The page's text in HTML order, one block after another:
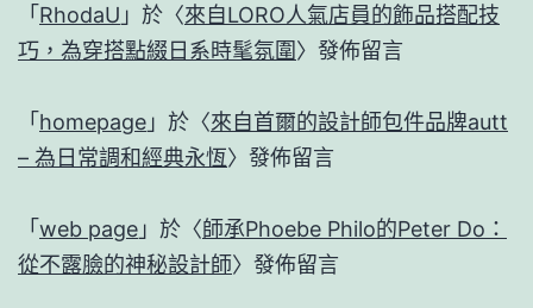
穿
搭！
「RhodaU 」於〈來自LORO人氣店員的飾品搭配技
巧，為穿搭點綴日系時髦氛圍〉發佈留言
「homepage 」於〈來自首爾的設計師包件品牌autt
– 為日常調和經典永恆〉發佈留言
「web page 」於〈師承Phoebe Philo的Peter Do：
從不露臉的神秘設計師〉發佈留言